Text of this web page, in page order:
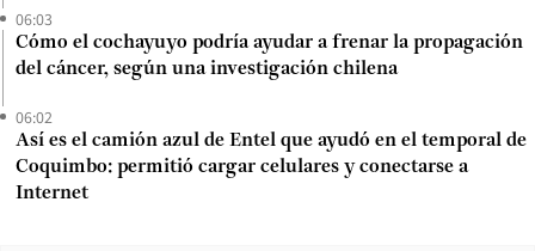
06:03
Cómo el cochayuyo podría ayudar a frenar la propagación
del cáncer, según una investigación chilena
06:02
Así es el camión azul de Entel que ayudó en el temporal de
Coquimbo: permitió cargar celulares y conectarse a
Internet